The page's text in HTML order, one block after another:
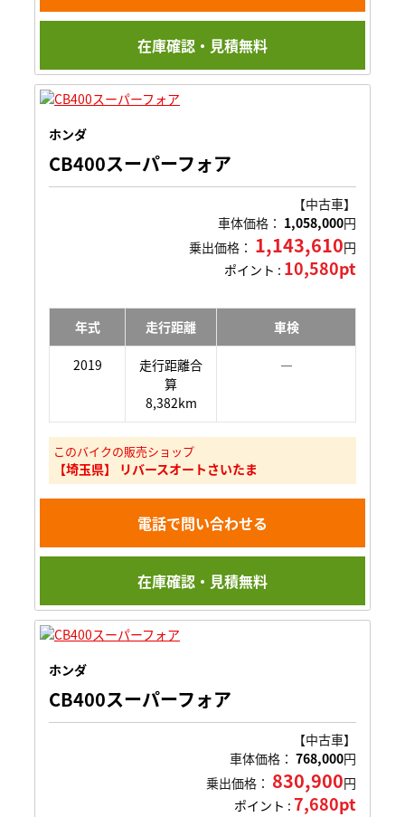
在庫確認・見積無料
ホンダ
CB400スーパーフォア
【中古車】
車体価格： 1,058,000円
乗出価格： 1,143,610円
ポイント : 10,580pt
年式 走行距離 車検
2019
走行距離合
算
8,382km
―
このバイクの販売ショップ
【埼玉県】 リバースオートさいたま
電話で問い合わせる
在庫確認・見積無料
ホンダ
CB400スーパーフォア
【中古車】
車体価格： 768,000円
乗出価格： 830,900円
ポイント : 7,680pt